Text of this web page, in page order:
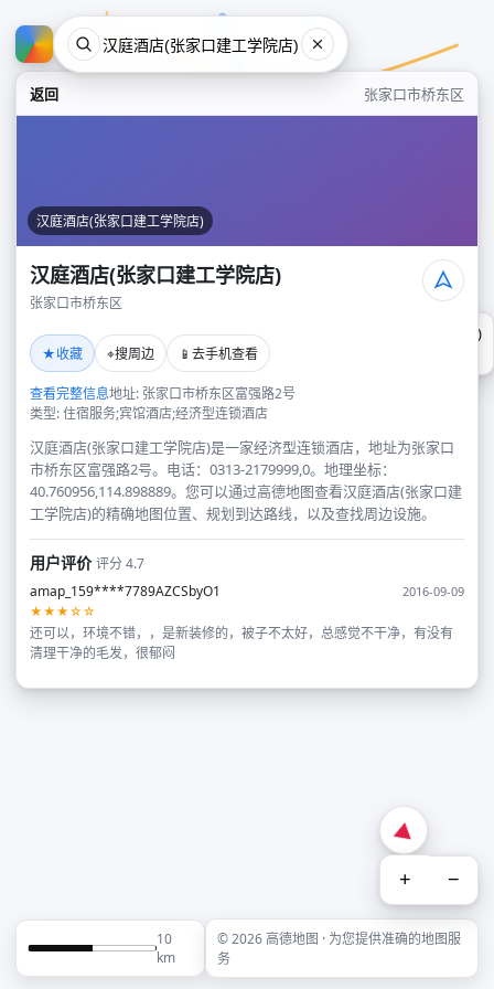
返回 张家口市桥东区
汉庭酒店(张家口建工学院店)
汉庭酒店(张家口建工学院店)
张家口市桥东区
★收藏 ⌖搜周边 📱 去手机查看
查看完整信息地址: 张家口市桥东区富强路2号
类型: 住宿服务;宾馆酒店;经济型连锁酒店
汉庭酒店(张家口建工学院店)是一家经济型连锁酒店，地址为张家口
市桥东区富强路2号。电话：0313-2179999,0。地理坐标：
40.760956,114.898889。您可以通过高德地图查看汉庭酒店(张家口建
工学院店)的精确地图位置、规划到达路线，以及查找周边设施。
用户评价评分 4.7
amap_159****7789AZCSbyO1
2016-09-09
★★★☆☆
还可以，环境不错，，是新装修的，被子不太好，总感觉不干净，有没有
清理干净的毛发，很郁闷
汉庭酒店(张家口建工学院店)
+ −
10
km
© 2026 高德地图 · 为您提供准确的地图服
务